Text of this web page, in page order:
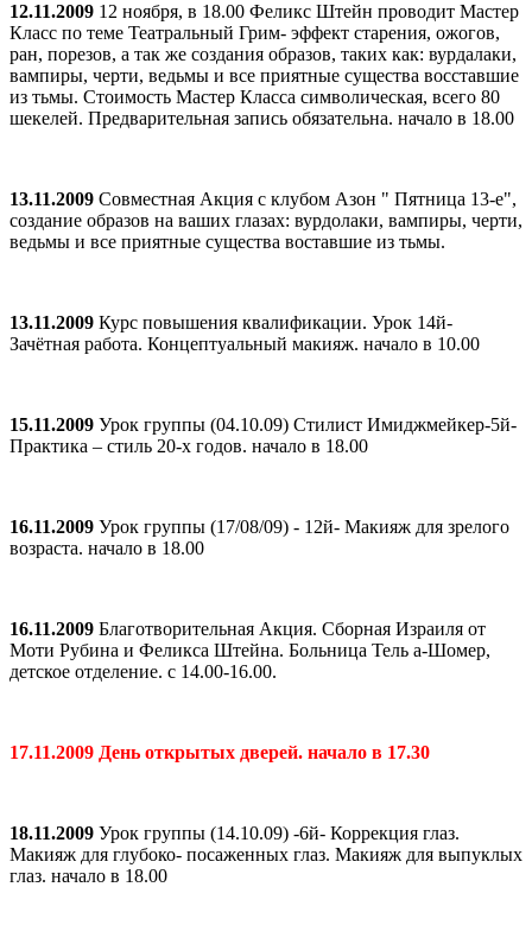
12.11.2009 12 ноября, в 18.00 Феликс Штейн проводит Мастер
Класс по теме Театральный Грим- эффект старения, ожогов,
ран, порезов, а так же создания образов, таких как: вурдалаки,
вампиры, черти, ведьмы и все приятные существа восставшие
из тьмы. Стоимость Мастер Класса символическая, всего 80
шекелей. Предварительная запись обязательна. начало в 18.00
13.11.2009 Совместная Акция с клубом Азон " Пятница 13-е",
создание образов на ваших глазах: вурдолаки, вампиры, черти,
ведьмы и все приятные существа воставшие из тьмы.
13.11.2009 Курс повышения квалификации. Урок 14й-
Зачётная работа. Концептуальный макияж. начало в 10.00
15.11.2009 Урок группы (04.10.09) Стилист Имиджмейкер-5й-
Практика – стиль 20-х годов. начало в 18.00
16.11.2009 Урок группы (17/08/09) - 12й- Макияж для зрелого
возраста. начало в 18.00
16.11.2009 Благотворительная Акция. Сборная Израиля от
Моти Рубина и Феликса Штейна. Больница Тель а-Шомер,
детское отделение. с 14.00-16.00.
17.11.2009 День открытых дверей. начало в 17.30
18.11.2009 Урок группы (14.10.09) -6й- Коррекция глаз.
Макияж для глубоко- посаженных глаз. Макияж для выпуклых
глаз. начало в 18.00